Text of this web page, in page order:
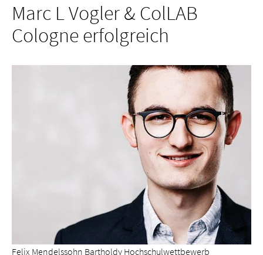
Marc L Vogler & ColLAB
Cologne erfolgreich
Felix Mendelssohn Bartholdy Hochschul­wettbewerb